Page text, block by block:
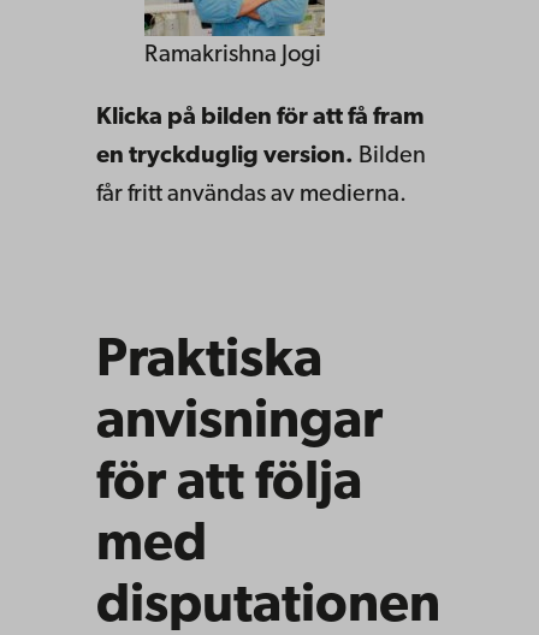
Ramakrishna Jogi
Klicka på bilden för att få fram
en tryckduglig version. Bilden
får fritt användas av medierna.
Praktiska
anvisningar
för att följa
med
disputationen